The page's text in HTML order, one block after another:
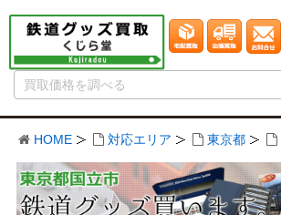
HOME 対応エリア 東京都